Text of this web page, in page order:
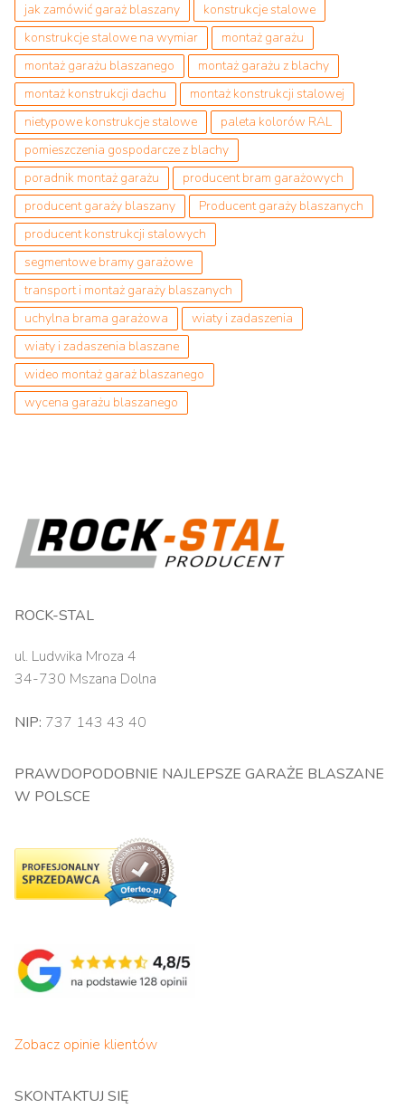
jak zamówić garaż blaszany
konstrukcje stalowe
konstrukcje stalowe na wymiar
montaż garażu
montaż garażu blaszanego
montaż garażu z blachy
montaż konstrukcji dachu
montaż konstrukcji stalowej
nietypowe konstrukcje stalowe
paleta kolorów RAL
pomieszczenia gospodarcze z blachy
poradnik montaż garażu
producent bram garażowych
producent garaży blaszany
Producent garaży blaszanych
producent konstrukcji stalowych
segmentowe bramy garażowe
transport i montaż garaży blaszanych
uchylna brama garażowa
wiaty i zadaszenia
wiaty i zadaszenia blaszane
wideo montaż garaż blaszanego
wycena garażu blaszanego
ROCK-STAL
ul. Ludwika Mroza 4
34-730 Mszana Dolna
NIP: 737 143 43 40
PRAWDOPODOBNIE NAJLEPSZE GARAŻE BLASZANE
W POLSCE
Zobacz opinie klientów
SKONTAKTUJ SIĘ